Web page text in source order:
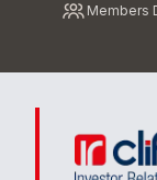
Members